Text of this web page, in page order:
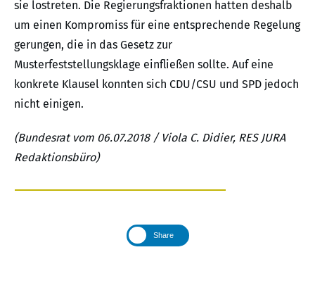
sie lostreten. Die Regierungsfraktionen hatten deshalb
um einen Kompromiss für eine entsprechende Regelung
gerungen, die in das Gesetz zur
Musterfeststellungsklage einfließen sollte. Auf eine
konkrete Klausel konnten sich CDU/CSU und SPD jedoch
nicht einigen.
(Bundesrat vom 06.07.2018 / Viola C. Didier, RES JURA
Redaktionsbüro)
Share